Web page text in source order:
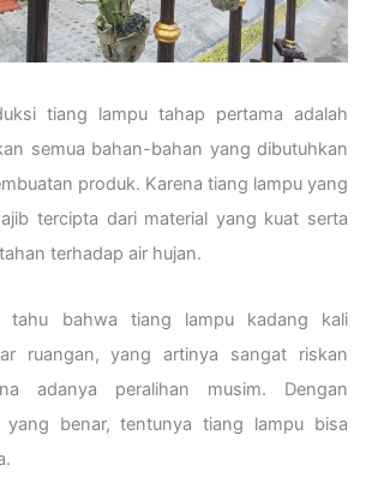
tiang lampu tahap pertama adalah
semua bahan-bahan yang dibutuhkan
produk. Karena tiang lampu yang
tercipta dari material yang kuat serta
terhadap air hujan.
tahu bahwa tiang lampu kadang kali
ruangan, yang artinya sangat riskan
adanya peralihan musim. Dengan
yang benar, tentunya tiang lampu bisa